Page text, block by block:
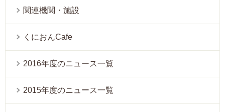
関連機関・施設
くにおんCafe
2016年度のニュース一覧
2015年度のニュース一覧